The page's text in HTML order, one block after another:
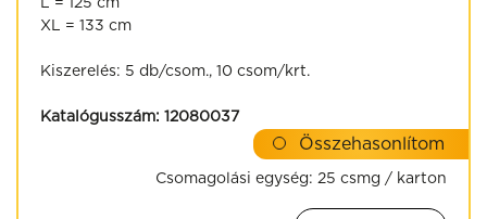
L = 125 cm
XL = 133 cm
Kiszerelés: 5 db/csom., 10 csom/krt.
Katalógusszám: 12080037
Összehasonlítom
Csomagolási egység: 25 csmg / karton